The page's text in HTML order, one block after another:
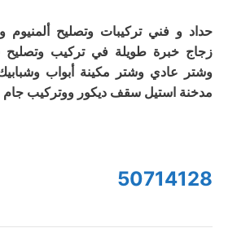
حداد و فني تركيبات وتصليح
زجاج خبرة طويلة في تركيب وتصليح
وشتر عادي وشتر مكينة أبواب
مدخنة استيل سقف ديكور ووتركيب جام
50714128